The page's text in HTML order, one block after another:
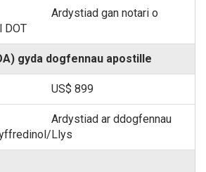
Ardystiad gan notari o
DOT
gyda dogfennau apostille
US$ 899
Ardystiad ar ddogfennau
Llys